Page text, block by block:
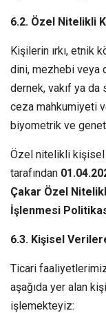
6.2. Özel Nitelikli
Kişilerin ırkı, etnik
dini, mezhebi veya
dernek, vakıf ya da
ceza mahkumiyeti
biyometrik ve
Özel nitelikli
tarafından
Çakar Özel
İşlenmesi
6.3. Kişisel
Ticari
aşağıda yer alan
işlemekteyiz: